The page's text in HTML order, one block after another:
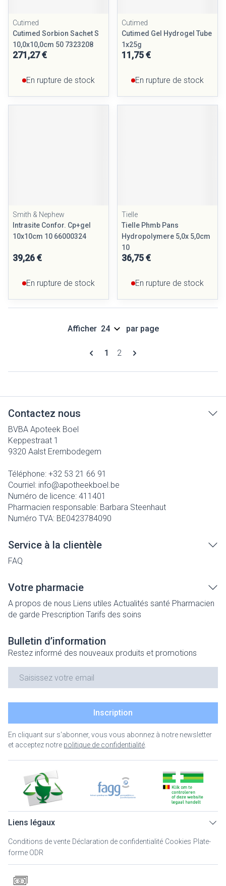
Cutimed
Cutimed Sorbion Sachet S
10,0x10,0cm 50 7323208
271,27 €
En rupture de stock
Cutimed
Cutimed Gel Hydrogel Tube
1x25g
11,75 €
En rupture de stock
Smith & Nephew
Intrasite Confor. Cp+gel
10x10cm 10 66000324
39,26 €
En rupture de stock
Tielle
Tielle Phmb Pans
Hydropolymere 5,0x 5,0cm
10
36,75 €
En rupture de stock
Pages
Vous lisez actuellement la page
1 Page
2
Afficher par page
Contactez nous
BVBA Apoteek Boel
Keppestraat 1
9320 Aalst Erembodegem
Téléphone: +32 53 21 66 91
Courriel: info@apotheekboel.be
Numéro de licence: 411401
Pharmacien responsable: Barbara Steenhaut
Numéro TVA: BE0423784090
Service à la clientèle
FAQ
Votre pharmacie
A propos de nous Liens utiles Actualités santé Pharmacien
de garde Prescription Tarifs des soins
Bulletin d’information
Restez informé des nouveaux produits et promotions
Inscription
En cliquant sur s'abonner, vous vous abonnez à notre newsletter
et acceptez notre politique de confidentialité
Liens légaux
Conditions de vente Déclaration de confidentialité Cookies Plate-
forme ODR